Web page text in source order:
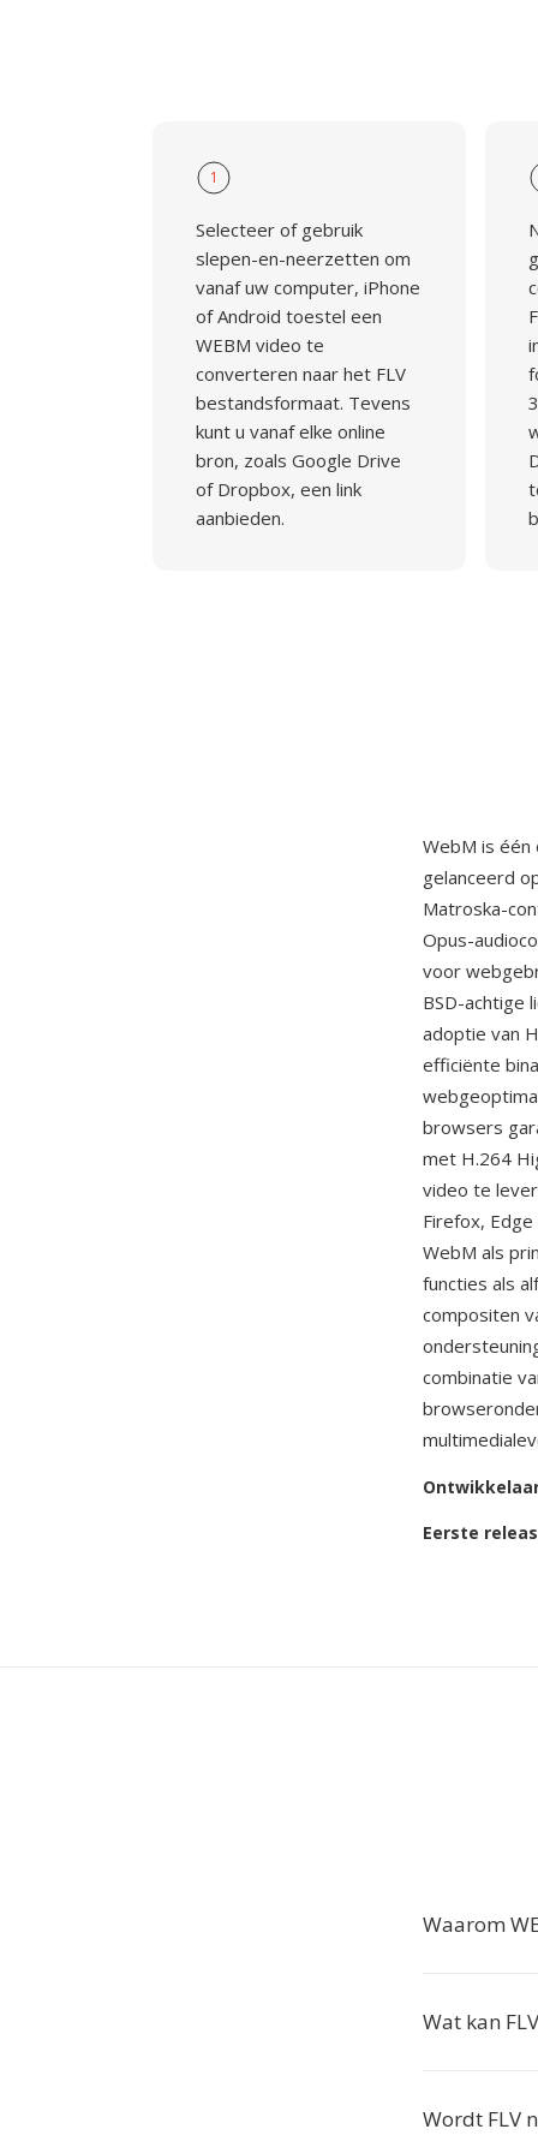
1
Selecteer of gebruik
slepen-en-neerzetten om
vanaf uw computer, iPhone
of Android toestel een
WEBM video te
converteren naar het FLV
bestandsformaat. Tevens
kunt u vanaf elke online
bron, zoals Google Drive
of Dropbox, een link
aanbieden.
WebM is
gelanceerd
Matroska-
Opus-
voor
BSD-achtige
adoptie van
efficiënte
browsers
met H.264
video te
Firefox,
WebM als
functies als
compositen
combinatie
Eerste
Waarom
Wat kan
Wordt FLV